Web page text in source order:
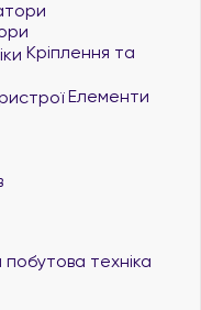
Кріплення та
Елементи
техніка